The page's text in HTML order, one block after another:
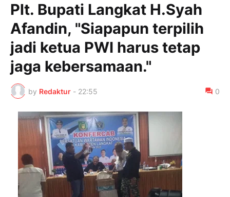
Plt. Bupati Langkat H.Syah
Afandin, "Siapapun terpilih
jadi ketua PWI harus tetap
jaga kebersamaan."
by Redaktur - 22:55 0